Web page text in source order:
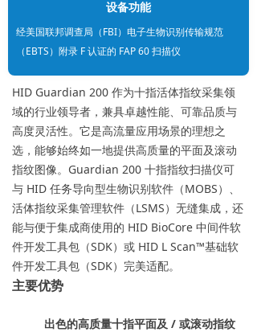
经美国联邦调查局（FBI）电子生物识别传输规范
（EBTS）附录 F 认证的 FAP 60 扫描仪
设备功能
HID Guardian 200 作为十指活体指纹采集领
域的行业领导者，兼具卓越性能、可靠品质与
高度灵活性。它是高流量应用场景的理想之
选，能够始终如一地提供高质量的平面及滚动
指纹图像。Guardian 200 十指指纹扫描仪可
与 HID 任务导向型生物识别软件（MOBS）、
活体指纹采集管理软件（LSMS）无缝集成，还
能与便于集成商使用的 HID BioCore 中间件软
件开发工具包（SDK）或 HID L Scan™基础软
件开发工具包（SDK）完美适配。
主要优势
出色的高质量十指平面及 / 或滚动指纹